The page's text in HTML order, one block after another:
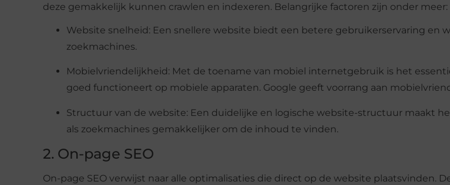
deze gemakkelijk kunnen crawlen en indexeren. Belangrijke factoren zijn onder meer:
Website snelheid: Een snellere website biedt een betere gebruikerservaring en
zoekmachines.
Mobielvriendelijkheid: Met de toename van mobiel internetgebruik is het
goed functioneert op mobiele apparaten. Google geeft voorrang aan
Structuur van de website: Een duidelijke en logische website-structuur maakt
als zoekmachines gemakkelijker om de inhoud te vinden.
2. On-page SEO
On-page SEO verwijst naar alle optimalisaties die direct op de website plaatsvinden.